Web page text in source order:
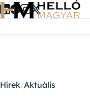
Ugrás a tartalomra
Hírek Aktuális